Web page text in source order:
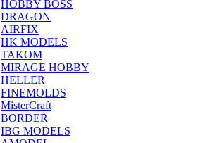
HOBBY BOSS
DRAGON
AIRFIX
HK MODELS
TAKOM
MIRAGE HOBBY
HELLER
FINEMOLDS
MisterCraft
BORDER
IBG MODELS